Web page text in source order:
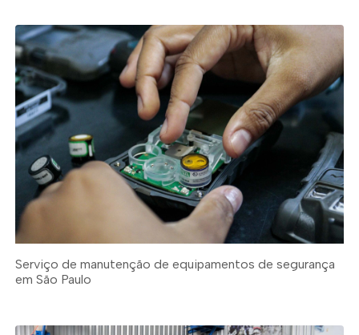
Serviço de manutenção de equipamentos de segurança
em São Paulo